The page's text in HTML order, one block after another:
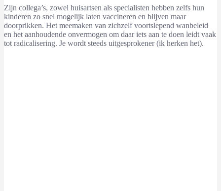
Zijn collega’s, zowel huisartsen als specialisten hebben zelfs hun
kinderen zo snel mogelijk laten vaccineren en blijven maar
doorprikken. Het meemaken van zichzelf voortslepend wanbeleid
en het aanhoudende onvermogen om daar iets aan te doen leidt vaak
tot radicalisering. Je wordt steeds uitgesprokener (ik herken het).